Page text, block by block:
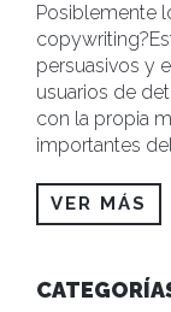
Posiblemente
persuasivos y
usuarios de
con la propia
importantes
VER MÁS